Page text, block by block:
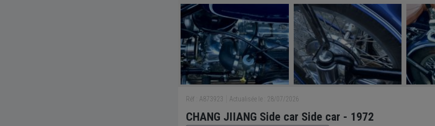
Réf : A873923 Actualisée le : 28/07/2026
CHANG JIIANG Side car Side car - 1972